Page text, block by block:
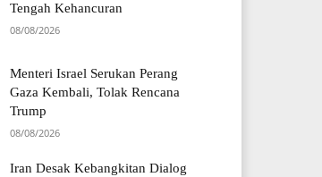
Tengah Kehancuran
08/08/2026
Menteri Israel Serukan Perang
Gaza Kembali, Tolak Rencana
Trump
08/08/2026
Iran Desak Kebangkitan Dialog